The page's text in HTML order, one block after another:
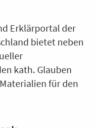
Erklärportal der
bietet neben
kath. Glauben
für den